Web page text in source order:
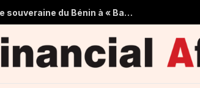
Breaking News | Moody’s relève la note souveraine du Bénin à « Ba3 », perspective stable